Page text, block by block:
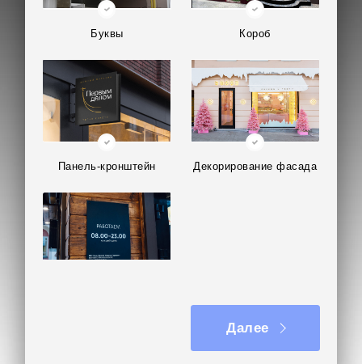
Буквы Короб
Панель-кронштейн Декорирование фасада
Далее